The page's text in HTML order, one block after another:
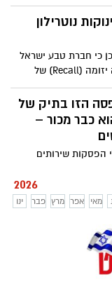
החוק של הח"כים
את החסם שמנע
כהורי אומנה. מנתוני
קלט חירום
נוטרילון
כי חברת טבע ישראל
בע”מ מבצעת החזרה יזומה (Recall) של
מוצר נוטרילון שלב 1- 800 גרם, בעקבות
באירופה.
הזו בתיק של
כבר מכור –
הפסקות שירותים
לבתי הספר –
והמורים גם יחד.
בקרב בני נוער.
2026
ינו פבר מרץ אפר מאי